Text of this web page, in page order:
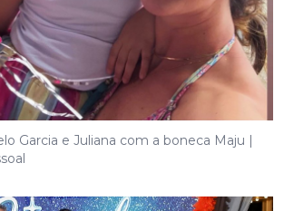
Garcia e Juliana com a boneca Maju |